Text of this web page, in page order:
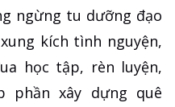
ngừng tu dưỡng đạo
kích tình nguyện,
học tập, rèn luyện,
phần xây dựng quê